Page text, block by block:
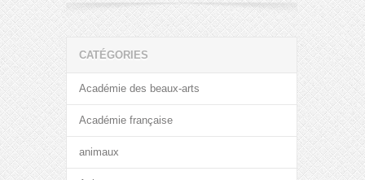
CATÉGORIES
Académie des beaux-arts
Académie française
animaux